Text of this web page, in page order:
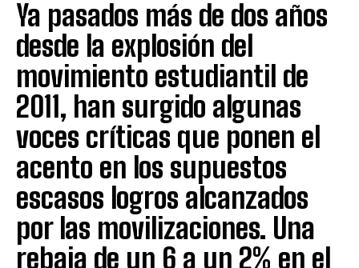
Ya pasados más de dos años
desde la explosión del
movimiento estudiantil de
2011, han surgido algunas
voces críticas que ponen el
acento en los supuestos
escasos logros alcanzados
por las movilizaciones. Una
rebaja de un 6 a un 2% en el